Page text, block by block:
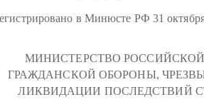
в Минюсте РФ 31
МИНИСТЕРСТВО
ГРАЖДАНСКОЙ ОБОРОНЫ,
ЛИКВИДАЦИИ ПОСЛЕДСТВИЙ